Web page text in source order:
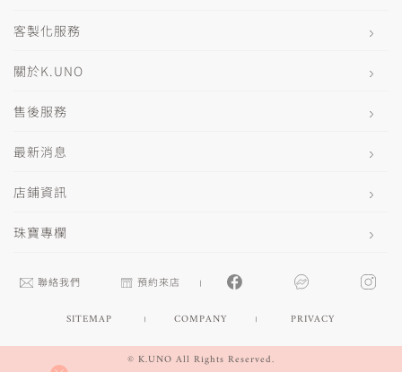
客製化服務
關於K.UNO
售後服務
最新消息
店鋪資訊
珠寶專欄
聯絡我們 預約來店
SITEMAP COMPANY PRIVACY
© K.UNO All Rights Reserved.